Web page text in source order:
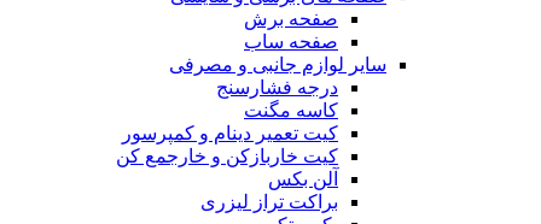
صفحه برش
صفحه ساب
سایر لوازم جانبی و مصرفی
درجه فشارسنج
کاسه مگنت
کیت تعمیر دینام و کمپرسور
کیت خاربازکن و خارجمع کن
آلن بکس
براکت تراز لیزری